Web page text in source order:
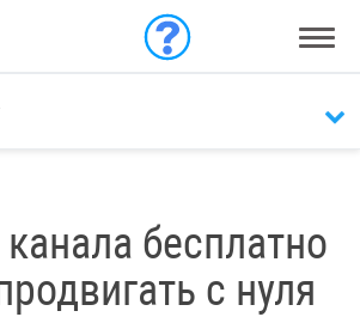
бесплатно
с нуля